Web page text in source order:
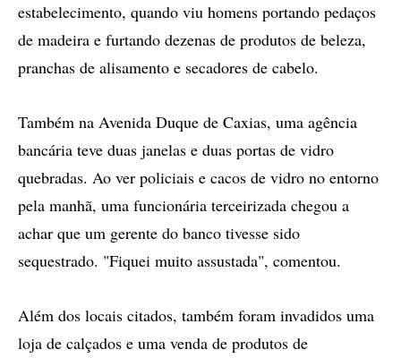
estabelecimento, quando viu homens portando pedaços
de madeira e furtando dezenas de produtos de beleza,
pranchas de alisamento e secadores de cabelo.
Também na Avenida Duque de Caxias, uma agência
bancária teve duas janelas e duas portas de vidro
quebradas. Ao ver policiais e cacos de vidro no entorno
pela manhã, uma funcionária terceirizada chegou a
achar que um gerente do banco tivesse sido
sequestrado. "Fiquei muito assustada", comentou.
Além dos locais citados, também foram invadidos uma
loja de calçados e uma venda de produtos de